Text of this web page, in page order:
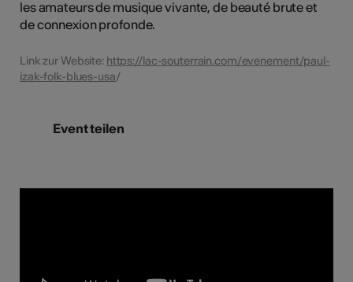
les amateurs de musique vivante, de beauté brute et
de connexion profonde.
Link zur Website: https://lac-souterrain.com/evenement/paul-
izak-folk-blues-usa/
Event teilen